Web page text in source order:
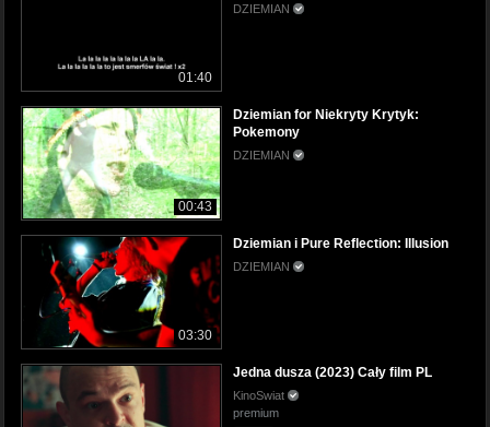
01:40
DZIEMIAN
00:43
Dziemian for Niekryty Krytyk:
Pokemony
DZIEMIAN
03:30
Dziemian i Pure Reflection: Illusion
DZIEMIAN
Jedna dusza (2023) Cały film PL
KinoSwiat
premium